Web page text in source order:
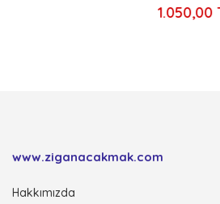
1.050,00 TL
www.ziganacakmak.com
Hakkımızda